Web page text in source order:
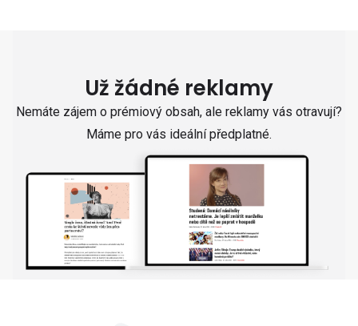
Už žádné reklamy
Nemáte zájem o prémiový obsah, ale reklamy vás otravují?
Máme pro vás ideální předplatné.